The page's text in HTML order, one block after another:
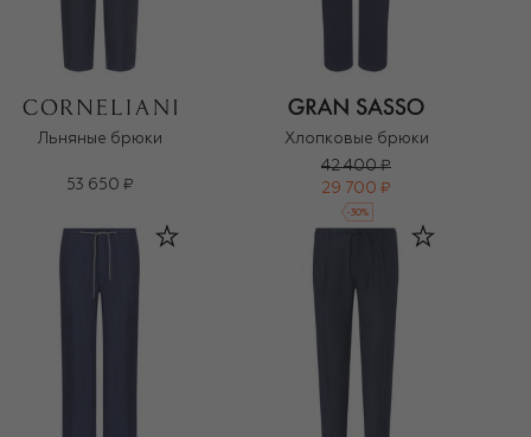
Льняные брюки
53 650 ₽
Хлопковые брюки
42 400 ₽
29 700 ₽
-30%